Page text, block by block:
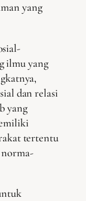
yang
ilmu yang
dan relasi
yang
tertentu
norma-